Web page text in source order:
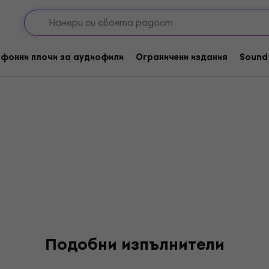
плочи за аудиофили Ограничени издания
Liberty Group
Подобни изпълнители